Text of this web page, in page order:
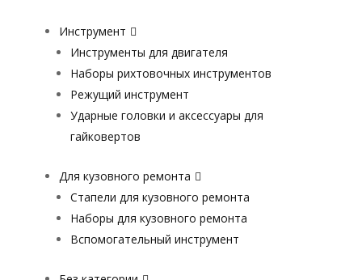
Инструмент
Инструменты для двигателя
Наборы рихтовочных инструментов
Режущий инструмент
Ударные головки и аксессуары для
гайковертов
Для кузовного ремонта
Стапели для кузовного ремонта
Наборы для кузовного ремонта
Вспомогательный инструмент